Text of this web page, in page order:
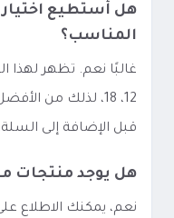
هل أستطيع
المناسب؟
12، 18، لذلك من
قبل الإضافة إلى السلة.
هل يوجد منتجات
نعم، يمكنك الاطلاع